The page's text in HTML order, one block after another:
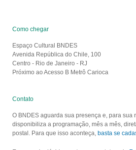
Como chegar
Espaço Cultural BNDES
Avenida República do Chile, 100
Centro - Rio de Janeiro - RJ
Próximo ao Acesso B Metrô Carioca
Contato
O BNDES aguarda sua presença e, para sua
disponibiliza a programação, mês a mês,
postal. Para que isso aconteça, basta se